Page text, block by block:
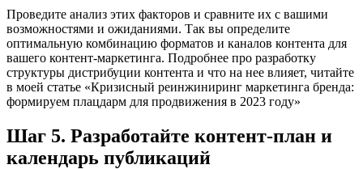
Проведите анализ этих факторов и сравните их с вашими
возможностями и ожиданиями. Так вы определите
оптимальную комбинацию форматов и каналов контента для
вашего контент-маркетинга. Подробнее про разработку
структуры дистрибуции контента и что на нее влияет, читайте
в моей статье «Кризисный реинжиниринг маркетинга бренда:
формируем плацдарм для продвижения в 2023 году»
Шаг 5. Разработайте контент-план и
календарь публикаций